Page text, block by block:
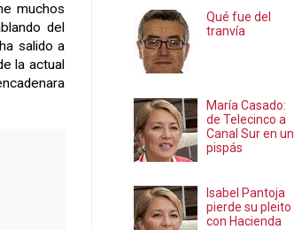
muchos
del
salido a
la actual
Qué fue del
tranvía
María Casado:
de Telecinco a
Canal Sur en un
pispás
Isabel Pantoja
pierde su pleito
con Hacienda